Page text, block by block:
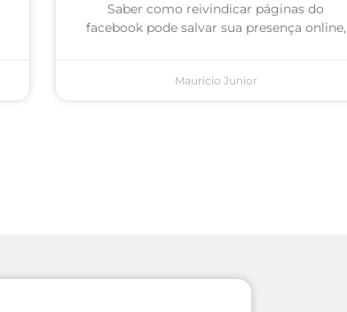
Saber como reivindicar páginas do
facebook pode salvar sua presença online,
Mauricio Junior